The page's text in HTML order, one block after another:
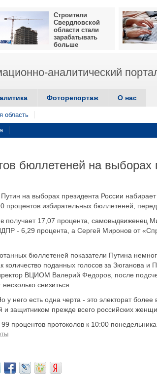
Строители
Свердловской
области стали
зарабатывать
больше
аналитический
Фоторепортаж О нас
область
бюллетеней на выборах
на выборах президента России набирает
избирательных бюллетеней,
получает 17,07 процента, самовыдвиженец
- 6,29 процента, а Сергей Миронов от
бюллетеней показатели Путина
количество поданных голосов за Зюганова и
ВЦИОМ Валерий Федоров, после
снизиться.
него есть одна черта - это электорат более
и защитником прежде всего российских
процентов протоколов к 10:00 понедельника.